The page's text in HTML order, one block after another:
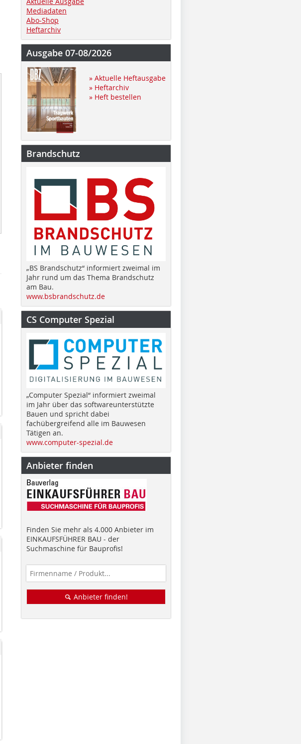
Mediadaten
Abo-Shop
Heftarchiv
Ausgabe 07-08/2026
» Aktuelle Heftausgabe
» Heftarchiv
» Heft bestellen
Brandschutz
„BS Brandschutz“ informiert zweimal im
Jahr rund um das Thema Brandschutz
am Bau.
www.bsbrandschutz.de
CS Computer Spezial
„Computer Spezial“ informiert zweimal
im Jahr über das softwareunterstützte
Bauen und spricht dabei
fachübergreifend alle im Bauwesen
Tätigen an.
www.computer-spezial.de
Anbieter finden
Finden Sie mehr als 4.000 Anbieter im
EINKAUFSFÜHRER BAU - der
Suchmaschine für Bauprofis!
Anbieter finden!